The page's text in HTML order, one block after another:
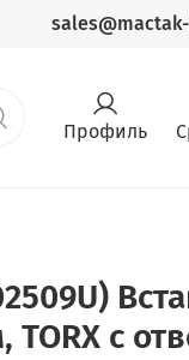
Профиль
TORX с